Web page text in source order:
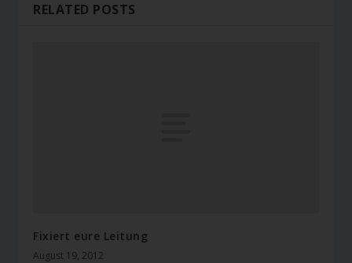
RELATED POSTS
Fixiert eure Leitung
August 19, 2012